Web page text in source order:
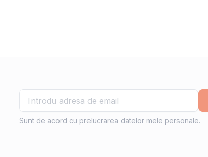
Sunt de acord cu prelucrarea datelor mele personale.